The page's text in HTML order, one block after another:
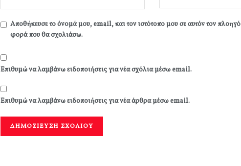
Αποθήκευσε το όνομά μου, email, και τον ιστότοπο μου σε αυτόν τον
φορά που θα σχολιάσω.
Επιθυμώ να λαμβάνω ειδοποιήσεις για νέα σχόλια μέσω email.
Επιθυμώ να λαμβάνω ειδοποιήσεις για νέα άρθρα μέσω email.